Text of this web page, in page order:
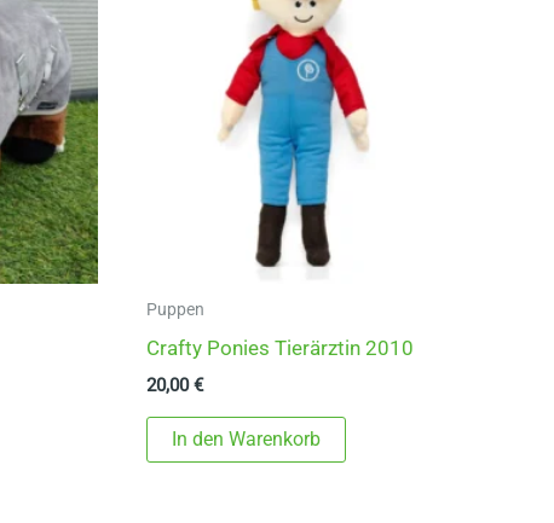
Puppen
Crafty Ponies Tierärztin 2010
20,00€
In den Warenkorb